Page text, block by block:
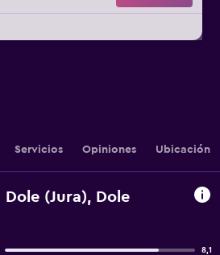
Servicios Opiniones Ubicación
(Jura), Dole
8,1